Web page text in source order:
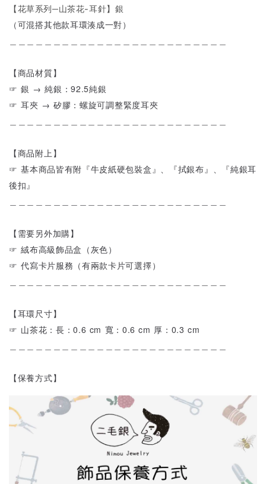
【花草系列─山茶花-耳針】銀
（可混搭其他款耳環湊成一對）
【商品材質】
☞ 銀 → 純銀：92.5純銀
☞ 耳夾 → 矽膠：螺旋可調整緊度耳夾
【商品附上】
☞ 基本商品皆有附『牛皮紙硬包裝盒』、『拭銀布』、『純銀耳
後扣』
【需要另外加購】
☞ 絨布高級飾品盒（灰色）
☞ 代寫卡片服務（有兩款卡片可選擇）
【耳環尺寸】
☞ 山茶花：長：0.6 cm 寬：0.6 cm 厚：0.3 cm
【保養方式】